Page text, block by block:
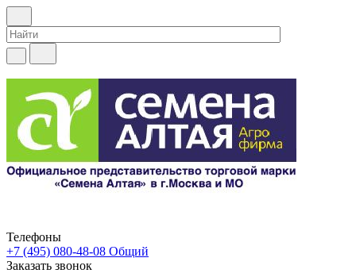
Телефоны
+7 (495) 080-48-08 Общий
Заказать звонок